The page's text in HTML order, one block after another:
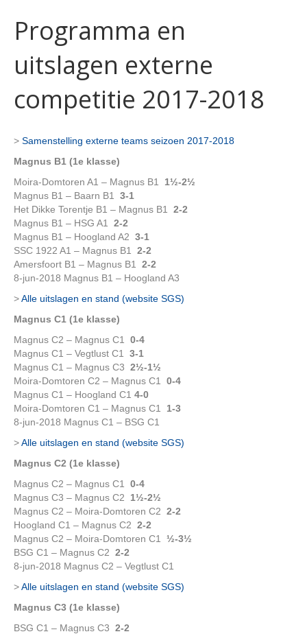
Programma en
uitslagen externe
competitie 2017-2018
> Samenstelling externe teams seizoen 2017-2018
Magnus B1 (1e klasse)
Moira-Domtoren A1 – Magnus B1 1½-2½
Magnus B1 – Baarn B1 3-1
Het Dikke Torentje B1 – Magnus B1 2-2
Magnus B1 – HSG A1 2-2
Magnus B1 – Hoogland A2 3-1
SSC 1922 A1 – Magnus B1 2-2
Amersfoort B1 – Magnus B1 2-2
8-jun-2018 Magnus B1 – Hoogland A3
>Alle uitslagen en stand (website SGS)
Magnus C1 (1e klasse)
Magnus C2 – Magnus C1 0-4
Magnus C1 – Vegtlust C1 3-1
Magnus C1 – Magnus C3 2½-1½
Moira-Domtoren C2 – Magnus C1 0-4
Magnus C1 – Hoogland C1 4-0
Moira-Domtoren C1 – Magnus C1 1-3
8-jun-2018 Magnus C1 – BSG C1
>Alle uitslagen en stand (website SGS)
Magnus C2 (1e klasse)
Magnus C2 – Magnus C1 0-4
Magnus C3 – Magnus C2 1½-2½
Magnus C2 – Moira-Domtoren C2 2-2
Hoogland C1 – Magnus C2 2-2
Magnus C2 – Moira-Domtoren C1 ½-3½
BSG C1 – Magnus C2 2-2
8-jun-2018 Magnus C2 – Vegtlust C1
>Alle uitslagen en stand (website SGS)
Magnus C3 (1e klasse)
BSG C1 – Magnus C3 2-2